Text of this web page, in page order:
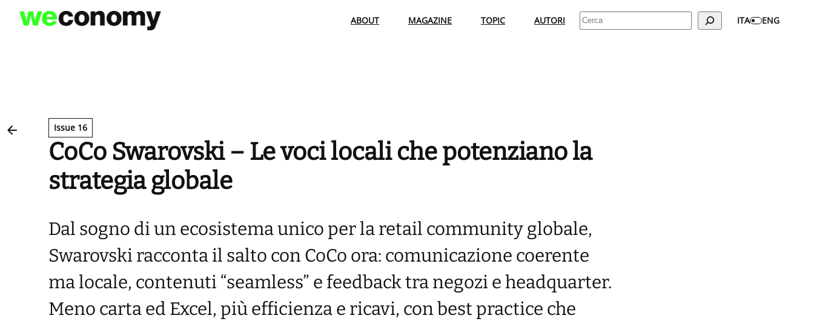
Vai
ABOUT MAGAZINE TOPIC AUTORI Cerca ITA ENG
Issue 16
CoCo Swarovski – Le voci locali che potenziano la
strategia globale
Dal sogno di un ecosistema unico per la retail community globale,
Swarovski racconta il salto con CoCo ora: comunicazione coerente
ma locale, contenuti “seamless” e feedback tra negozi e headquarter.
Meno carta ed Excel, più efficienza e ricavi, con best practice che